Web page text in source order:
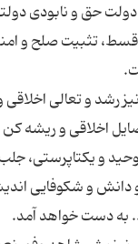
حق و نابودى
تثبيت صلح و
رشد و تعالى
اخلاقى و ريشه
و يكتاپرستى،
و شكوفايى
به دست خواهد آمد.